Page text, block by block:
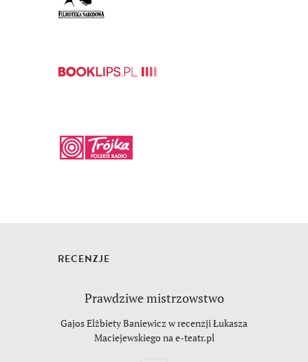
RECENZJE
Prawdziwe mistrzowstwo
Gajos Elżbiety Baniewicz w recenzji Łukasza
Maciejewskiego na e-teatr.pl